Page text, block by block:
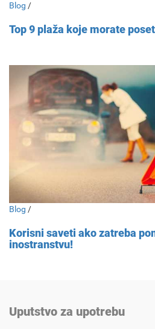
Blog /
Top 9 plaža koje morate
Blog /
Korisni saveti ako zatreba
inostranstvu!
Uputstvo za upotrebu